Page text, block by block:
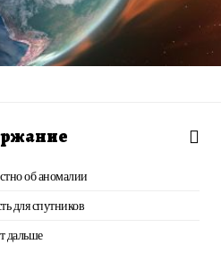
об аномалии
для спутников
дальше